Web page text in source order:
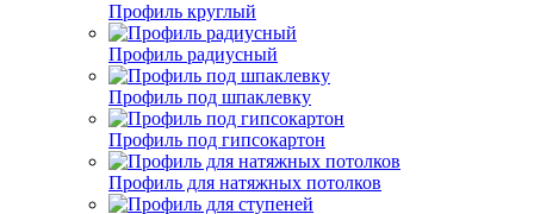
Профиль круглый
Профиль радиусный
Профиль под шпаклевку
Профиль под гипсокартон
Профиль для натяжных потолков